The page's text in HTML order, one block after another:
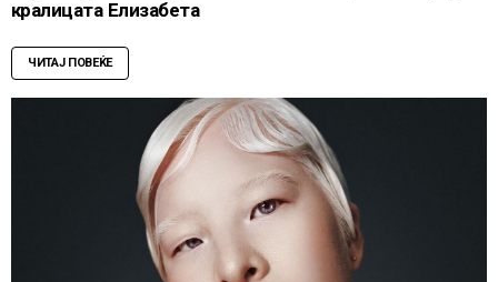
кралицата Елизабета
ЧИТАЈ ПОВЕЌЕ